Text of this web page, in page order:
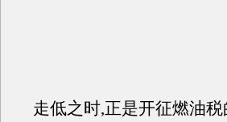
走低之时,正是开征燃油